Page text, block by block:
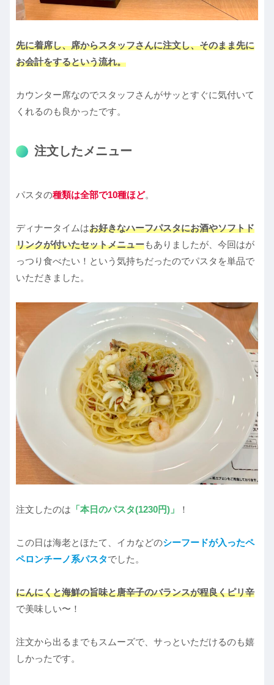
先に着席し、席からスタッフさんに注文し、そのまま先に
お会計をするという流れ。
カウンター席なのでスタッフさんがサッとすぐに気付いて
くれるのも良かったです。
注文したメニュー
パスタの種類は全部で10種ほど。
ディナータイムはお好きなハーフパスタにお酒やソフトド
リンクが付いたセットメニューもありましたが、今回はが
っつり食べたい！という気持ちだったのでパスタを単品で
いただきました。
注文したのは 「本日のパスタ(1230円)」 ！
この日は海老とほたて、イカなどのシーフードが入ったペ
ペロンチーノ系パスタでした。
にんにくと海鮮の旨味と唐辛子のバランスが程良くピリ辛
で美味しい〜！
注文から出るまでもスムーズで、サっといただけるのも嬉
しかったです。